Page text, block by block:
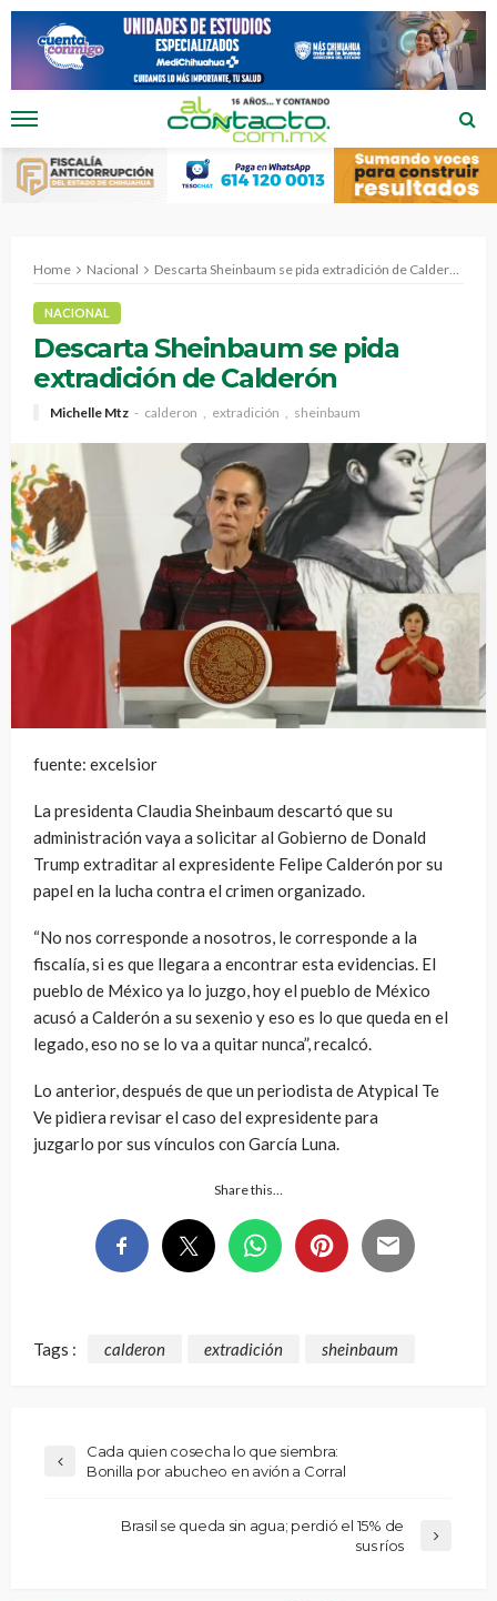
Home Nacional Descarta Sheinbaum se pida extradición de Calderón
NACIONAL
Descarta Sheinbaum se pida
extradición de Calderón
Michelle Mtz calderon extradición sheinbaum
fuente: excelsior
La presidenta Claudia Sheinbaum descartó que su
administración vaya a solicitar al Gobierno de Donald
Trump extraditar al expresidente Felipe Calderón por su
papel en la lucha contra el crimen organizado.
“No nos corresponde a nosotros, le corresponde a la
fiscalía, si es que llegara a encontrar esta evidencias. El
pueblo de México ya lo juzgo, hoy el pueblo de México
acusó a Calderón a su sexenio y eso es lo que queda en el
legado, eso no se lo va a quitar nunca”, recalcó.
Lo anterior, después de que un periodista de Atypical Te
Ve pidiera revisar el caso del expresidente para
juzgarlo por sus vínculos con García Luna.
Share this…
Tags : calderon extradición sheinbaum
Cada quien cosecha lo que siembra:
Bonilla por abucheo en avión a Corral
Brasil se queda sin agua; perdió el 15% de
sus ríos